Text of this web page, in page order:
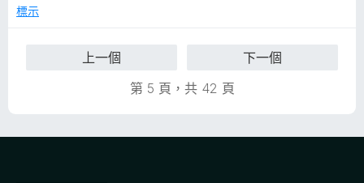
5
標示
上一個
下一個
第 5 頁，共 42 頁